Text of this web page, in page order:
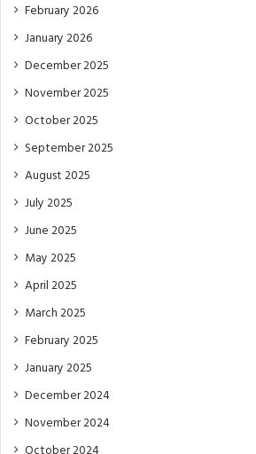
February 2026
January 2026
December 2025
November 2025
October 2025
September 2025
August 2025
July 2025
June 2025
May 2025
April 2025
March 2025
February 2025
January 2025
December 2024
November 2024